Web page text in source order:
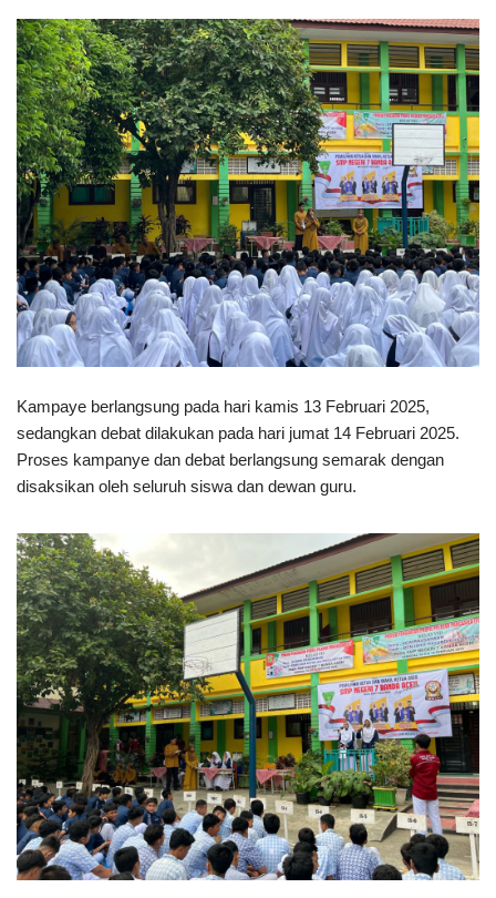
Kampaye berlangsung pada hari kamis 13 Februari 2025,
sedangkan debat dilakukan pada hari jumat 14 Februari 2025.
Proses kampanye dan debat berlangsung semarak dengan
disaksikan oleh seluruh siswa dan dewan guru.